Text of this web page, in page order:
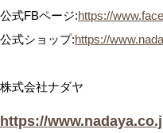
公式FBページ:https://
公式ショップ:https://
株式会社ナダヤ
https://